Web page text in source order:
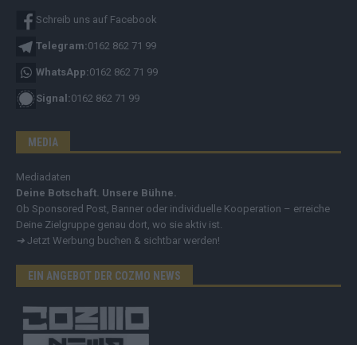
Schreib uns auf Facebook
Telegram:0162 862 71 99
WhatsApp:0162 862 71 99
Signal:0162 862 71 99
MEDIA
Mediadaten
Deine Botschaft. Unsere Bühne.
Ob Sponsored Post, Banner oder individuelle Kooperation – erreiche
Deine Zielgruppe genau dort, wo sie aktiv ist.
➔ Jetzt Werbung buchen & sichtbar werden!
EIN ANGEBOT DER COZMO NEWS